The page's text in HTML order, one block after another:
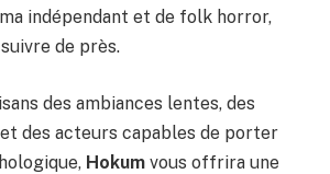
indépendant et de folk horror,
de près.
des ambiances lentes, des
des acteurs capables de porter
Hokum vous offrira une